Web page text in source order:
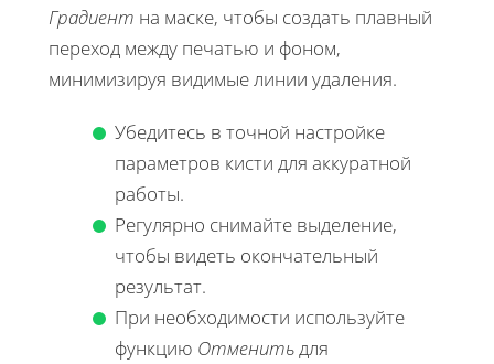
Градиент на маске, чтобы создать плавный
переход между печатью и фоном,
минимизируя видимые линии удаления.
Убедитесь в точной настройке
параметров кисти для аккуратной
работы.
Регулярно снимайте выделение,
чтобы видеть окончательный
результат.
При необходимости используйте
функцию Отменитьдля